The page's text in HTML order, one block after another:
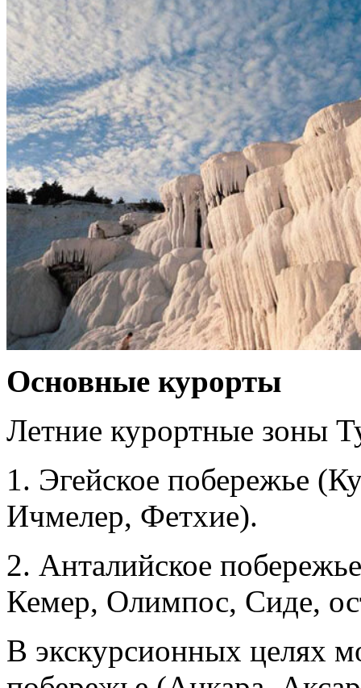
Основные курорты
Летние курортные зоны
1. Эгейское побережье
Ичмелер, Фетхие).
2. Анталийское
Кемер, Олимпос, Сиде,
В экскурсионных целях